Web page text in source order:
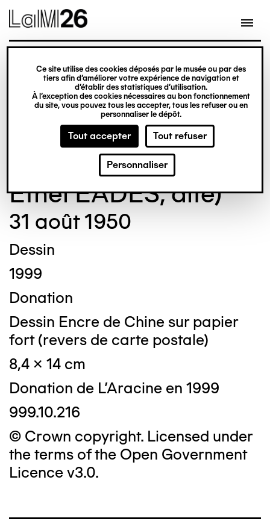
Gestion des cookies
Ce site utilise des cookies déposés par le musée ou par des
tiers afin d’améliorer votre expérience de navigation et
d’établir des statistiques d’utilisation.
À l’exception des cookies nécessaires au bon fonctionnement
du site, vous pouvez tous les accepter, tous les refuser ou en
personnaliser le dépôt.
Tout accepter Tout refuser
Personnaliser
contenu
© Crédit photo : Michel Bourguet
Madge GILL (Maude
Ethel EADES, dite)
31 août 1950
Dessin
1999
Donation
Dessin Encre de Chine sur papier
fort (revers de carte postale)
8,4 x 14 cm
Donation de L'Aracine en 1999
999.10.216
© Crown copyright. Licensed under
the terms of the Open Government
Licence v3.0.